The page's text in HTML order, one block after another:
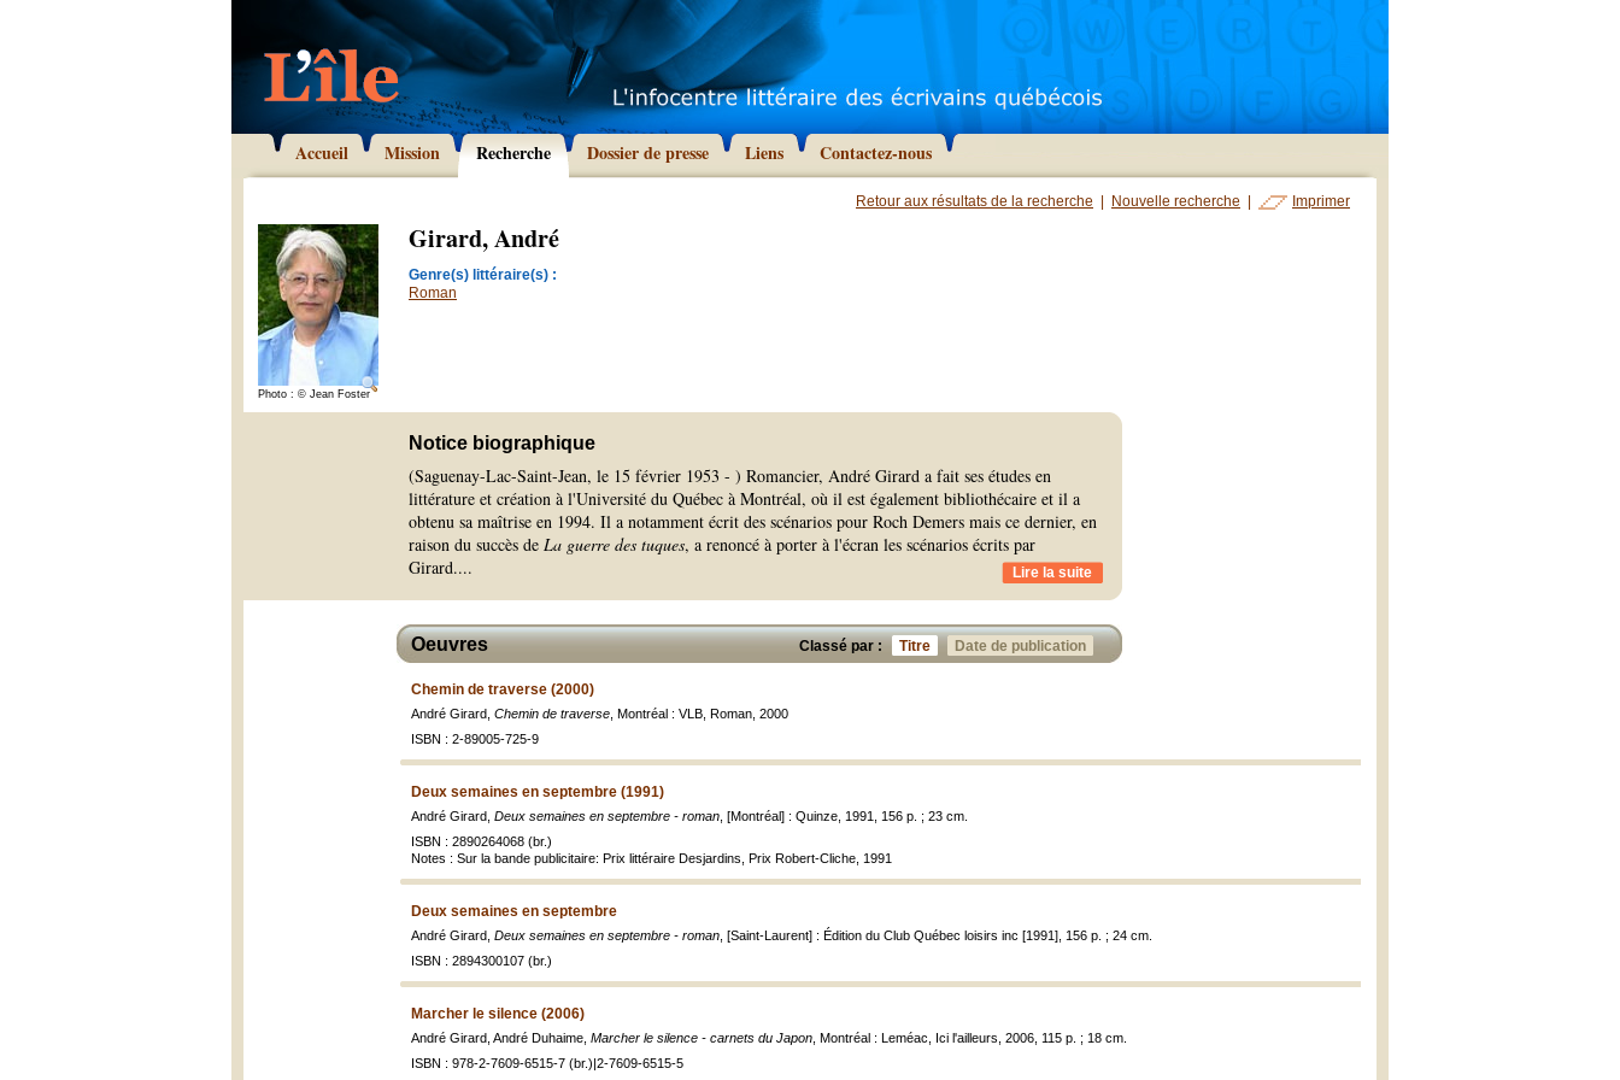
Accueil Mission Recherche Dossier de presse Liens Contactez-nous
Retour aux résultats de la recherche Nouvelle recherche Imprimer
Photo : © Jean Foster
Girard, André
Genre(s) littéraire(s) :
Roman
Notice biographique
(Saguenay-Lac-Saint-Jean, le 15 février 1953 - ) Romancier, André Girard a fait ses études en
littérature et création à l'Université du Québec à Montréal, où il est également bibliothécaire et il a
obtenu sa maîtrise en 1994. Il a notamment écrit des scénarios pour Roch Demers mais ce dernier, en
raison du succès de La guerre des tuques, a renoncé à porter à l'écran les scénarios écrits par
Girard.... Lire la suite
Classé par : Titre Date de publication
Oeuvres
Chemin de traverse (2000)
André Girard, Chemin de traverse , Montréal : VLB, Roman, 2000
ISBN : 2-89005-725-9
Deux semaines en septembre (1991)
André Girard, Deux semaines en septembre - roman , [Montréal] : Quinze, 1991, 156 p. ; 23 cm.
ISBN : 2890264068 (br.)
Notes : Sur la bande publicitaire: Prix littéraire Desjardins, Prix Robert-Cliche, 1991
Deux semaines en septembre
André Girard, Deux semaines en septembre - roman , [Saint-Laurent] : Édition du Club Québec loisirs inc [1991], 156 p. ; 24 cm.
ISBN : 2894300107 (br.)
Marcher le silence (2006)
André Girard, André Duhaime, Marcher le silence - carnets du Japon , Montréal : Leméac, Ici l'ailleurs, 2006, 115 p. ; 18 cm.
ISBN : 978-2-7609-6515-7 (br.)|2-7609-6515-5